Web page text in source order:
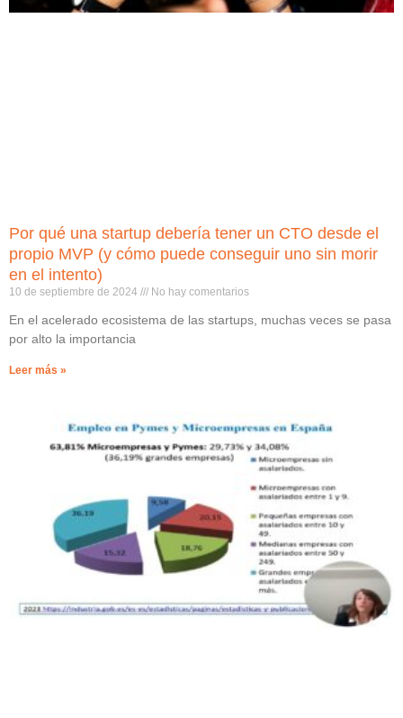
Por qué una startup debería tener un CTO desde el
propio MVP (y cómo puede conseguir uno sin morir
en el intento)
10 de septiembre de 2024 No hay comentarios
En el acelerado ecosistema de las startups, muchas veces se pasa
por alto la importancia
Leer más »